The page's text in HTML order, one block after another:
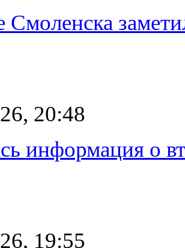
Смоленска
20:48
информация о
19:55